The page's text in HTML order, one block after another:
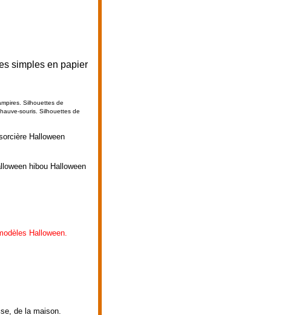
simples en papier
Silhouettes de
souris. Silhouettes de
Halloween
hibou Halloween
Halloween.
de la maison.